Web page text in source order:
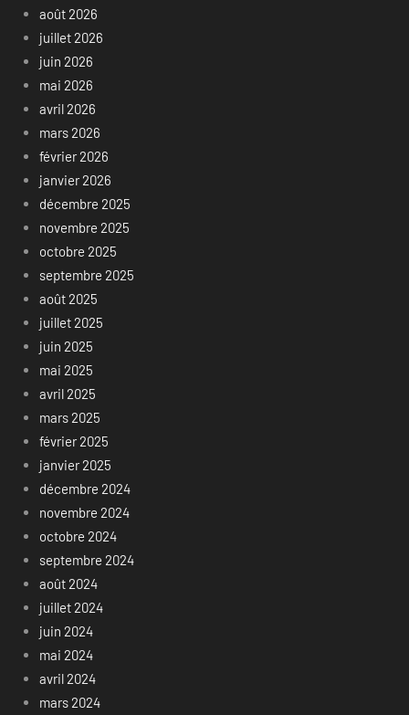
août 2026
juillet 2026
juin 2026
mai 2026
avril 2026
mars 2026
février 2026
janvier 2026
décembre 2025
novembre 2025
octobre 2025
septembre 2025
août 2025
juillet 2025
juin 2025
mai 2025
avril 2025
mars 2025
février 2025
janvier 2025
décembre 2024
novembre 2024
octobre 2024
septembre 2024
août 2024
juillet 2024
juin 2024
mai 2024
avril 2024
mars 2024